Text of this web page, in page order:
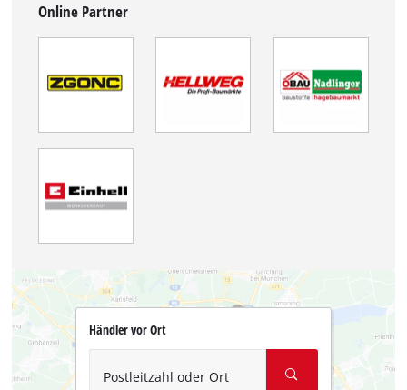
Online Partner
Händler vor Ort
Postleitzahl oder Ort